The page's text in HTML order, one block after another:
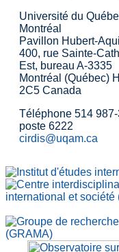
Université du
Montréal
Pavillon Hubert-
400, rue Sainte-
Est, bureau A-3335
Montréal (Québec)
2C5 Canada
Téléphone 514
poste 6222
cirdis@uqam.ca